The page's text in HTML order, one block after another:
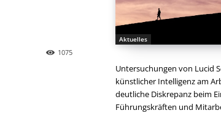
1075
Aktuelles
Untersuchungen von Lucid
künstlicher Intelligenz am
deutliche Diskrepanz beim
Führungskräften und